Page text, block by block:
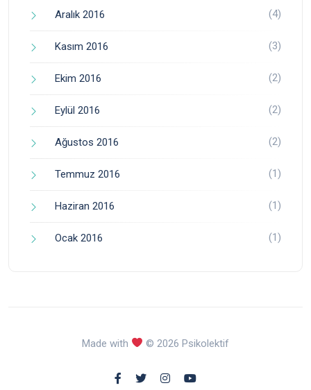
Aralık 2016 (4)
Kasım 2016 (3)
Ekim 2016 (2)
Eylül 2016 (2)
Ağustos 2016 (2)
Temmuz 2016 (1)
Haziran 2016 (1)
Ocak 2016 (1)
Made with © 2026 Psikolektif